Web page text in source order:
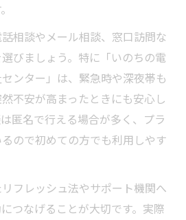
相談やメール相談、窓口訪問な
びましょう。特に「いのちの電
ンター」は、緊急時や深夜帯も
不安が高まったときにも安心し
匿名で行える場合が多く、プラ
ので初めての方でも利用しやす
フレッシュ法やサポート機関へ
つなげることが大切です。実際